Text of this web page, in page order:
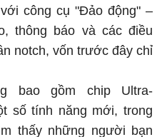
công cụ "Đảo động" –
thông báo và các điều
notch, vốn trước đây chỉ
bao gồm chip Ultra-
số tính năng mới, trong
thấy những người bạn